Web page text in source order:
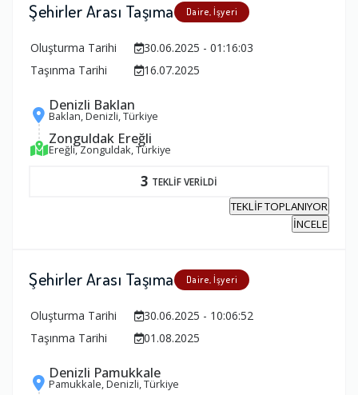
Şehirler Arası Taşıma Daire, İşyeri
Oluşturma Tarihi
30.06.2025 - 01:16:03
Taşınma Tarihi
16.07.2025
Denizli Baklan
Baklan, Denizli, Türkiye
Zonguldak Ereğli
Ereğli, Zonguldak, Türkiye
3 TEKLİF VERİLDİ
TEKLİF TOPLANIYOR
İNCELE
Şehirler Arası Taşıma Daire, İşyeri
Oluşturma Tarihi
30.06.2025 - 10:06:52
Taşınma Tarihi
01.08.2025
Denizli Pamukkale
Pamukkale, Denizli, Türkiye